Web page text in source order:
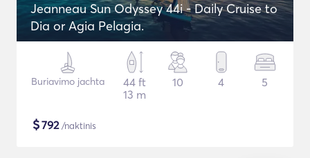
Jeanneau Sun Odyssey 44i - Daily Cruise to
Dia or Agia Pelagia.
Buriavimo jachta
44 ft
13 m
10 4 5
$792/naktinis